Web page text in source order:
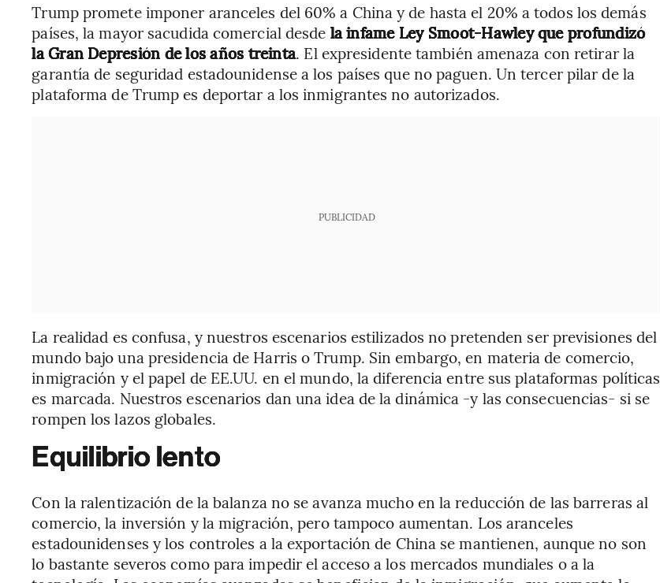
Trump promete imponer aranceles del 60% a China y de hasta el 20% a todos los demás
países, la mayor sacudida comercial desde la infame Ley Smoot-Hawley que profundizó
la Gran Depresión de los años treinta. El expresidente también amenaza con retirar la
garantía de seguridad estadounidense a los países que no paguen. Un tercer pilar de la
plataforma de Trump es deportar a los inmigrantes no autorizados.
PUBLICIDAD
La realidad es confusa, y nuestros escenarios estilizados no pretenden ser previsiones del
mundo bajo una presidencia de Harris o Trump. Sin embargo, en materia de comercio,
inmigración y el papel de EE.UU. en el mundo, la diferencia entre sus plataformas políticas
es marcada. Nuestros escenarios dan una idea de la dinámica -y las consecuencias- si se
rompen los lazos globales.
Equilibrio lento
Con la ralentización de la balanza no se avanza mucho en la reducción de las barreras al
comercio, la inversión y la migración, pero tampoco aumentan. Los aranceles
estadounidenses y los controles a la exportación de China se mantienen, aunque no son
lo bastante severos como para impedir el acceso a los mercados mundiales o a la